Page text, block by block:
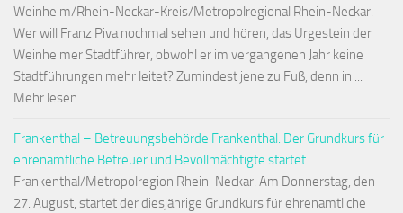
Weinheim/Rhein-Neckar-Kreis/Metropolregional Rhein-Neckar.
Wer will Franz Piva nochmal sehen und hören, das Urgestein der
Weinheimer Stadtführer, obwohl er im vergangenen Jahr keine
Stadtführungen mehr leitet? Zumindest jene zu Fuß, denn in ...
Mehr lesen
Frankenthal – Betreuungsbehörde Frankenthal: Der Grundkurs für
ehrenamtliche Betreuer und Bevollmächtigte startet
Frankenthal/Metropolregion Rhein-Neckar. Am Donnerstag, den
27. August, startet der diesjährige Grundkurs für ehrenamtliche